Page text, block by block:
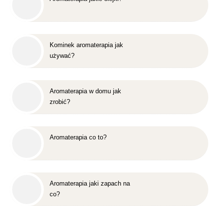
Kominek aromaterapia jak
używać?
Aromaterapia w domu jak
zrobić?
Aromaterapia co to?
Aromaterapia jaki zapach na
co?